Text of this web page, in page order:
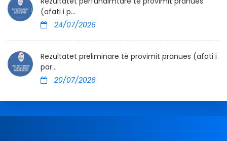
(afati i p...
24/07/2026
Rezultatet preliminare të provimit pranues (afati i
par...
20/07/2026